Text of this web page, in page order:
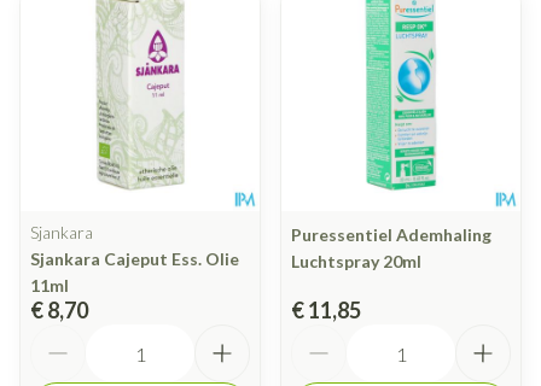
Sjankara
Sjankara Cajeput Ess. Olie
11ml
€ 8,70
Puressentiel Ademhaling
Luchtspray 20ml
€ 11,85